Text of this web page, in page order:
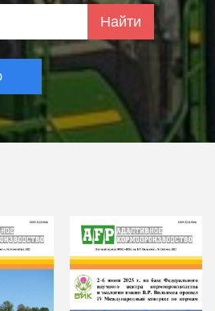
Найти